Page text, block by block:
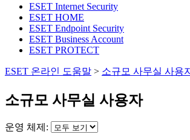
ESET Internet Security
ESET HOME
ESET Endpoint Security
ESET Business Account
ESET PROTECT
ESET 온라인 도움말 > 소규모 사무실 사용
소규모 사무실 사용자
운영 체제: